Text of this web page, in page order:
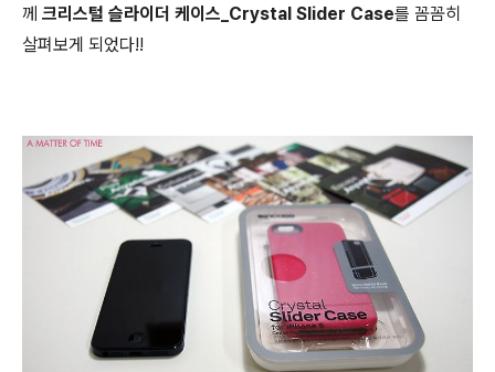
께 크리스털 슬라이더 케이스_Crystal Slider Case를 꼼꼼히
살펴보게 되었다!!